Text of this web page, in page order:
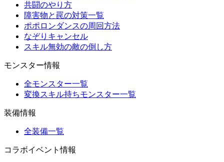
共闘のやり方
障害物と罠の対策一覧
ポポロンダンスの周回方法
なぞりキャンセル
スキル無効の敵の倒し方
モンスター情報
全モンスター一覧
変換スキル持ちモンスター一覧
装備情報
全装備一覧
コラボイベント情報